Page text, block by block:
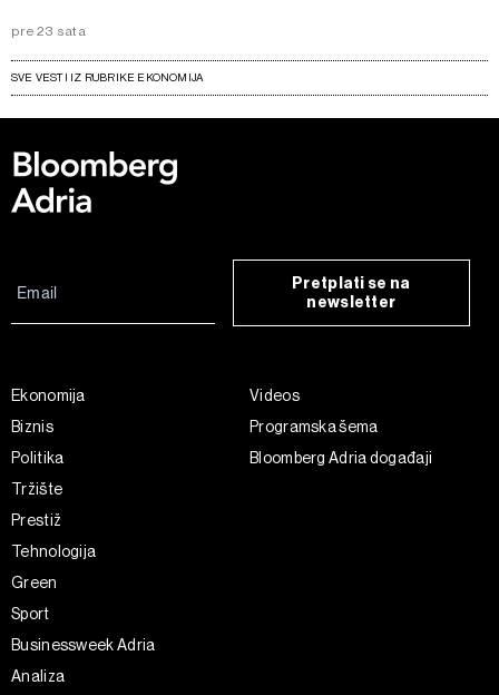
pre 23 sata
SVE VESTI IZ RUBRIKE EKONOMIJA
Pretplati se na
newsletter
Ekonomija
Biznis
Politika
Tržište
Prestiž
Tehnologija
Green
Sport
Businessweek Adria
Analiza
Videos
Programska šema
Bloomberg Adria događaji